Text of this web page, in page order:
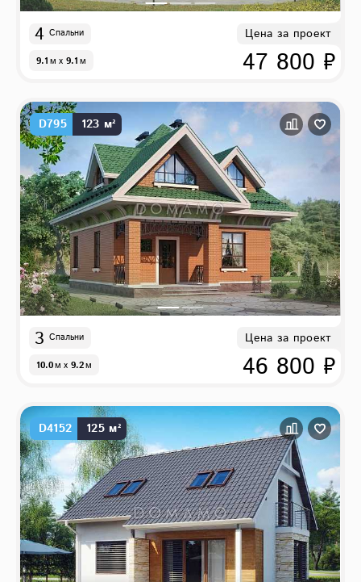
4 Спальни
9.1м x 9.1м
Цена за проект
47 800 ₽
D795 123 м²
3 Спальни
10.0м x 9.2м
Цена за проект
46 800 ₽
D4152 125 м²